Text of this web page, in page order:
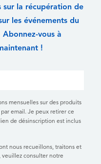
sur la récupération de
les événements du
vous à
!
mensuelles sur des produits
email. Je peux retirer ce
de désinscription est inclus
nous recueillons, traitons et
veuillez consulter notre